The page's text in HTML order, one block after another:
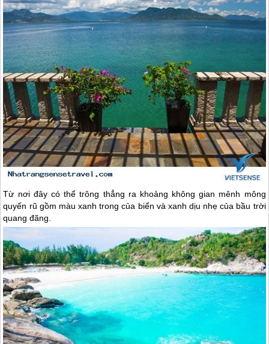
Từ nơi đây có thể trông thẳng ra khoảng không gian mênh mông
quyến rũ gồm màu xanh trong của biển và xanh dịu nhẹ của bầu trời
quang đãng.